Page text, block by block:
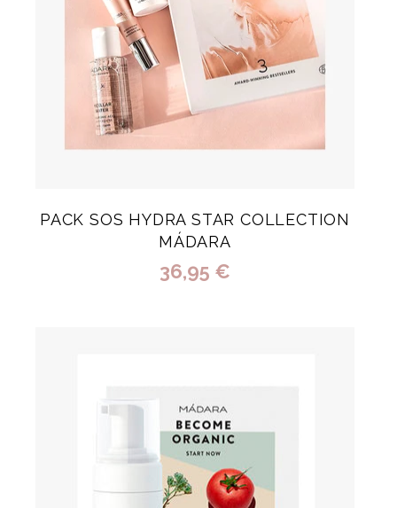
PACK SOS HYDRA STAR COLLECTION
MÁDARA
36,95 €